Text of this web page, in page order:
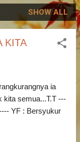
SHOW ALL
KITA
ia
kita semua...T.T ---
YF : Bersyukur